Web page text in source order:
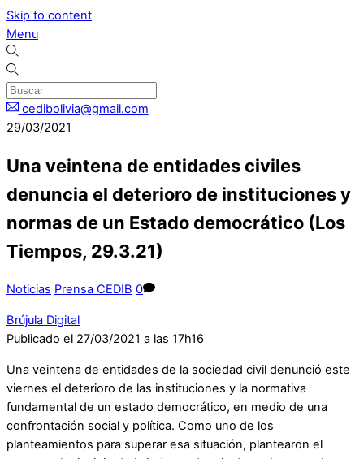
Skip to content
Menu
cedibolivia@gmail.com
29/03/2021
Una veintena de entidades civiles
denuncia el deterioro de instituciones y
normas de un Estado democrático (Los
Tiempos, 29.3.21)
Noticias Prensa CEDIB 0
Brújula Digital
Publicado el 27/03/2021 a las 17h16
Una veintena de entidades de la sociedad civil denunció este
viernes el deterioro de las instituciones y la normativa
fundamental de un estado democrático, en medio de una
confrontación social y política. Como uno de los
planteamientos para superar esa situación, plantearon el